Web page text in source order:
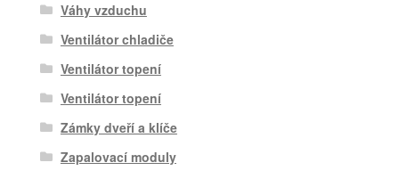
Váhy vzduchu
Ventilátor chladiče
Ventilátor topení
Ventilátor topení
Zámky dveří a klíče
Zapalovací moduly